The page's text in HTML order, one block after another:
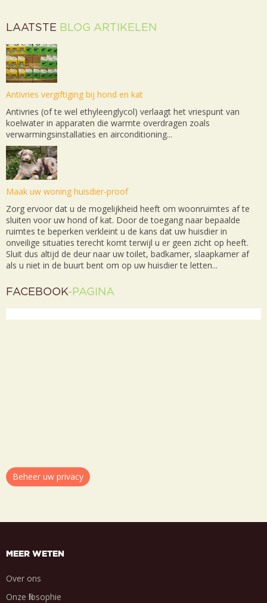
LAATSTE BLOG ARTIKELEN
Antivries vergiftiging bij hond en kat
Antivries (of te wel ethyleenglycol) verlaagt het vriespunt van
koelwater in apparaten die warmte overdragen zoals
verwarmingsinstallaties en airconditioning...
Maak uw woning huisdier-proof
Zorg ervoor dat u de mogelijkheid heeft om woonruimtes af te
sluiten voor uw hond of kat. Door de toegang naar bepaalde
ruimtes te beperken verkleint u de kans dat uw huisdier in
onveilige situaties terecht komt terwijl u er geen zicht op heeft.
Sluit dus altijd de deur naar uw toilet, badkamer, slaapkamer af
als u niet in de buurt bent om op uw huisdier te letten...
FACEBOOK-PAGINA
Beheer uw privacy
MEER WETEN
Over ons
Onze filosophie